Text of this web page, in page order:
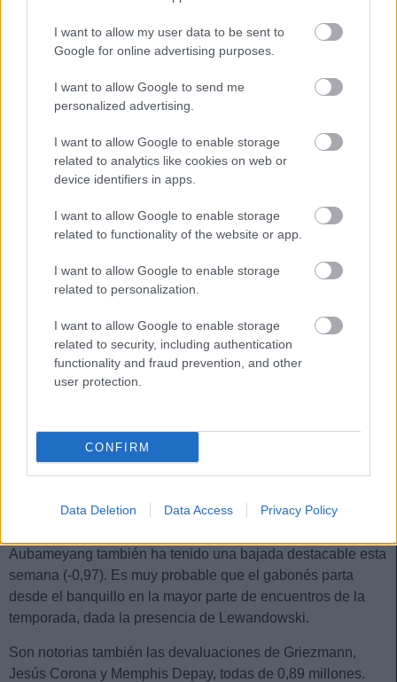
I want to allow my user data to be sent to
Google for online advertising purposes.
I want to allow Google to send me
personalized advertising.
I want to allow Google to enable storage
related to analytics like cookies on web or
device identifiers in apps.
I want to allow Google to enable storage
related to functionality of the website or app.
I want to allow Google to enable storage
related to personalization.
I want to allow Google to enable storage
related to security, including authentication
functionality and fraud prevention, and other
user protection.
CONFIRM
Data Deletion Data Access Privacy Policy
locura
Gran parte de las comunidades
los valores de mercado han subido
como la espuma. En total, 417
millones de incremento general en
los precios, con Lewandowski
como principal protagonista.
Los más devaluados
El jugador que más valor ha perdido esta semana es
. El timón del Villarreal ha sufrido una bajada de casi
dos millones, sin embargo, su valor es de 11,79 millones. A
pesar de este retroceso se espera que el precio de Parejo
se mantenga alto durante la temporada, ya que se trata de
un jugador que obtiene buenas puntuaciones en Comunio
Le sigue Joselu, con una bajada de 1,5 millones. El fichaje
del Espanyol no ha dado razones durante la pretemporada
para dudar de él. Anotó en el amistoso ante el Brighton y se
compartir delantera con RDT.
Aubameyang también ha tenido una bajada destacable esta
semana (-0,97). Es muy probable que el gabonés parta
desde el banquillo en la mayor parte de encuentros de la
temporada, dada la presencia de Lewandowski.
Son notorias también las devaluaciones de Griezmann,
Jesús Corona y Memphis Depay, todas de 0,89 millones.